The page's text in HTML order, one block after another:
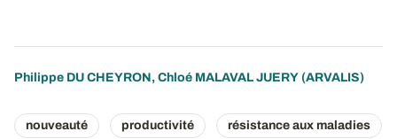
Philippe DU CHEYRON, Chloé MALAVAL JUERY (ARVALIS)
nouveauté productivité résistance aux maladies